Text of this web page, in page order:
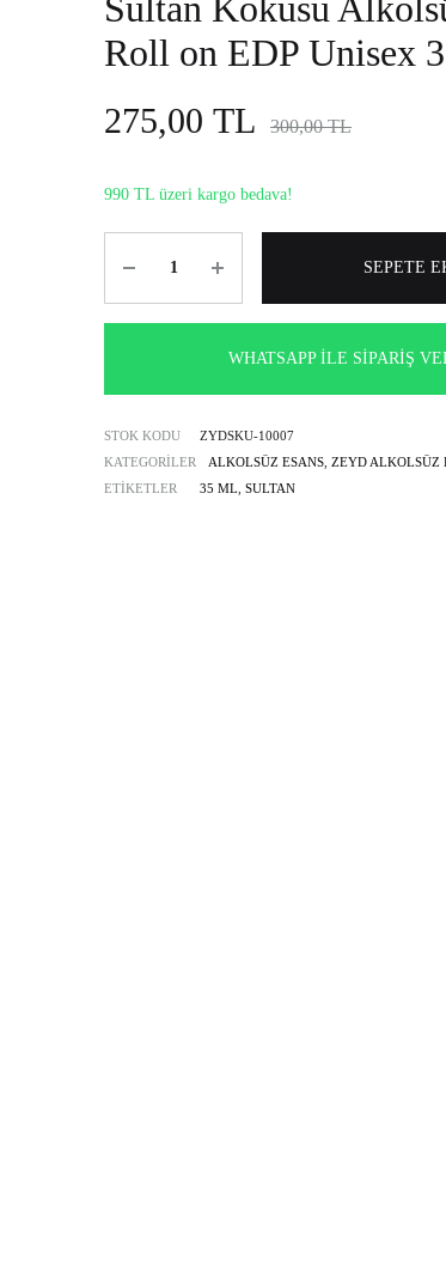
alkolsüz
parfümRoll on EDP Unisex
275,00 TL 300,00TL
990 TL üzeri kargo bedava!
SEPETE
WHATSAPP İLE SIPARIŞ
STOK KODU
ZYDSKU-10007
KATEGORILER
ALKOLSÜZ ESANS ZEYD ALKOLSÜZ
ETIKETLER
35 ML SULTAN